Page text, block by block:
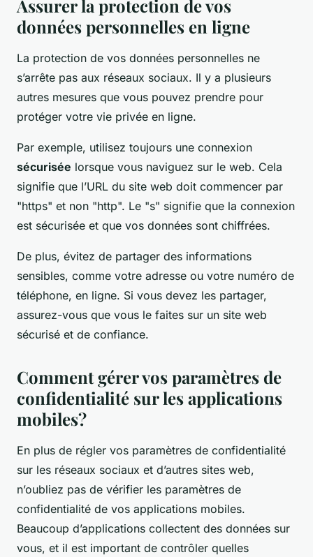
Assurer la protection de vos
données personnelles en ligne
La protection de vos données personnelles ne
s’arrête pas aux réseaux sociaux. Il y a plusieurs
autres mesures que vous pouvez prendre pour
protéger votre vie privée en ligne.
Par exemple, utilisez toujours une connexion
sécurisée lorsque vous naviguez sur le web. Cela
signifie que l’URL du site web doit commencer par
"https" et non "http". Le "s" signifie que la connexion
est sécurisée et que vos données sont chiffrées.
De plus, évitez de partager des informations
sensibles, comme votre adresse ou votre numéro de
téléphone, en ligne. Si vous devez les partager,
assurez-vous que vous le faites sur un site web
sécurisé et de confiance.
Comment gérer vos paramètres de
confidentialité sur les applications
mobiles?
En plus de régler vos paramètres de confidentialité
sur les réseaux sociaux et d’autres sites web,
n’oubliez pas de vérifier les paramètres de
confidentialité de vos applications mobiles.
Beaucoup d’applications collectent des données sur
vous, et il est important de contrôler quelles